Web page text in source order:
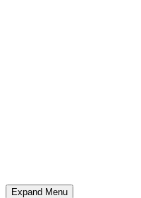
Expand Menu